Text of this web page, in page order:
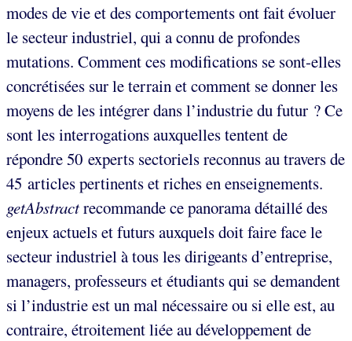
modes de vie et des comportements ont fait évoluer
le secteur industriel, qui a connu de profondes
mutations. Comment ces modifications se sont-elles
concrétisées sur le terrain et comment se donner les
moyens de les intégrer dans l’industrie du futur ? Ce
sont les interrogations auxquelles tentent de
répondre 50 experts sectoriels reconnus au travers de
45 articles pertinents et riches en enseignements.
getAbstractrecommande ce panorama détaillé des
enjeux actuels et futurs auxquels doit faire face le
secteur industriel à tous les dirigeants d’entreprise,
managers, professeurs et étudiants qui se demandent
si l’industrie est un mal nécessaire ou si elle est, au
contraire, étroitement liée au développement de